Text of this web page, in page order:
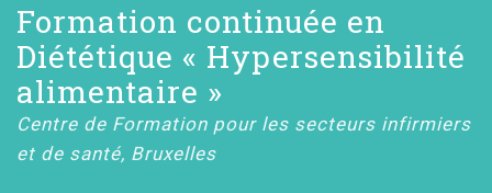
Formation continuée en
Diététique « Hypersensibilité
alimentaire »
Centre de Formation pour les secteurs infirmiers
et de santé, Bruxelles